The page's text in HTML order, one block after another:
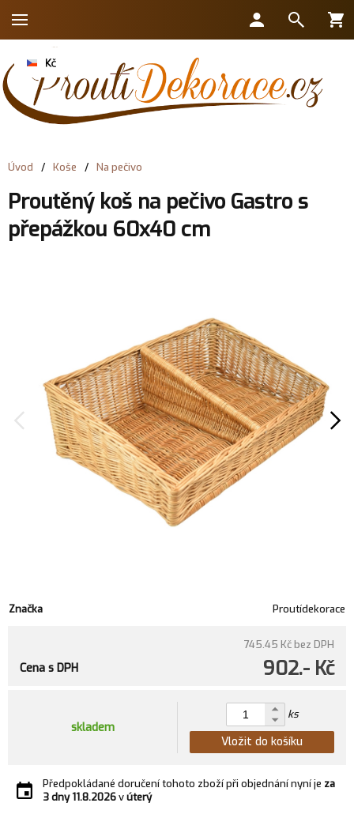
Úvod / Koše / Na pečivo
Proutěný koš na pečivo Gastro s
přepážkou 60x40 cm
Značka Proutídekorace
745.45 Kčbez DPH
902.- Kč
Cena s DPH
skladem
ks
Vložit do košíku
Předpokládané doručení tohoto zboží při objednání nyní je za
3 dny11.8.2026vúterý